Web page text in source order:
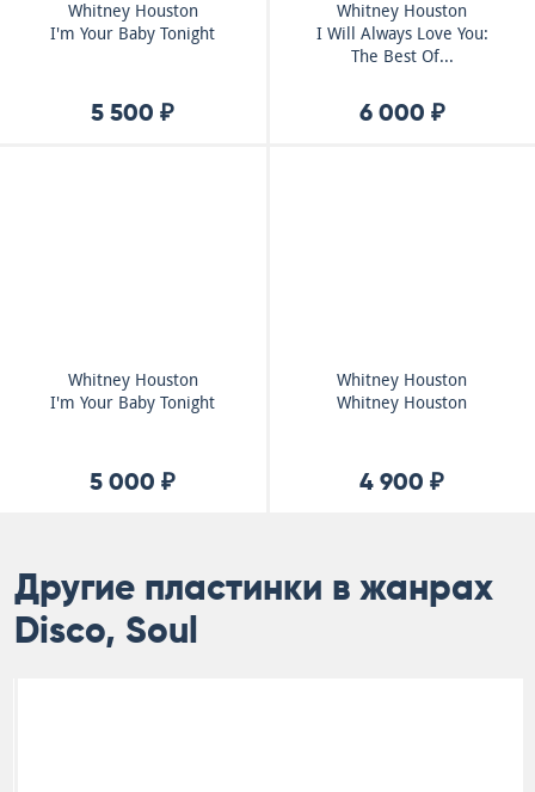
Whitney Houston
I'm Your Baby Tonight
5 500 ₽
Whitney Houston
I Will Always Love You:
The Best Of...
6 000 ₽
Whitney Houston
I'm Your Baby Tonight
5 000 ₽
Whitney Houston
Whitney Houston
4 900 ₽
Другие пластинки в жанрах
Disco, Soul